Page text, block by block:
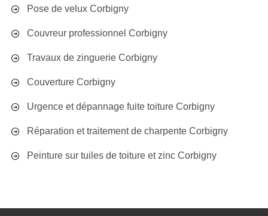
Pose de velux Corbigny
Couvreur professionnel Corbigny
Travaux de zinguerie Corbigny
Couverture Corbigny
Urgence et dépannage fuite toiture Corbigny
Réparation et traitement de charpente Corbigny
Peinture sur tuiles de toiture et zinc Corbigny